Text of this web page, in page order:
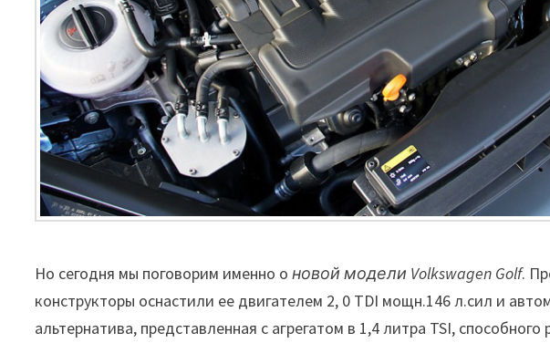
Но сегодня мы поговорим именно оновой модели Volkswagen Golf.
конструкторы оснастили ее двигателем 2, 0 TDI мощн.146 л.сил и
альтернатива, представленная с агрегатом в 1,4 литра TSI,